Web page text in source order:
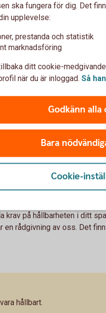
– får vi en
Det blir möjligt att
miljömässigt
det utan att
måste de kunna
dig att bidra
så är EU:s förhoppning att
olika finansiella produkter
krav på hållbarheten i ditt
en rådgivning av oss. Det
hållbart.
ska fungera för dig. Det
upplevelse:
prestanda och statistik
marknadsföring
ditt cookie-
när du är inloggad. Så
Godkänn alla
Bara
Cookie-